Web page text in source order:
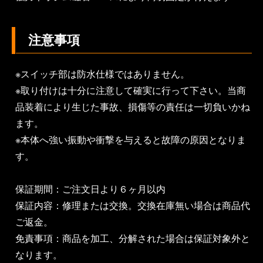
注意事項
※スイッチ部は防水仕様ではありません。
※取り付けは十分に注意して確実に行って下さい。当商
品装着により生じた事故、損傷等の責任は一切負いかね
ます。
※本体へ強い振動や衝撃を与えると故障の原因となりま
す。
保証期間：ご注文日より６ヶ月以内
保証内容：修理または交換。交換在庫無い場合は商品代
ご返金。
免責事項：商品を加工、分解された場合は保証対象外と
なります。